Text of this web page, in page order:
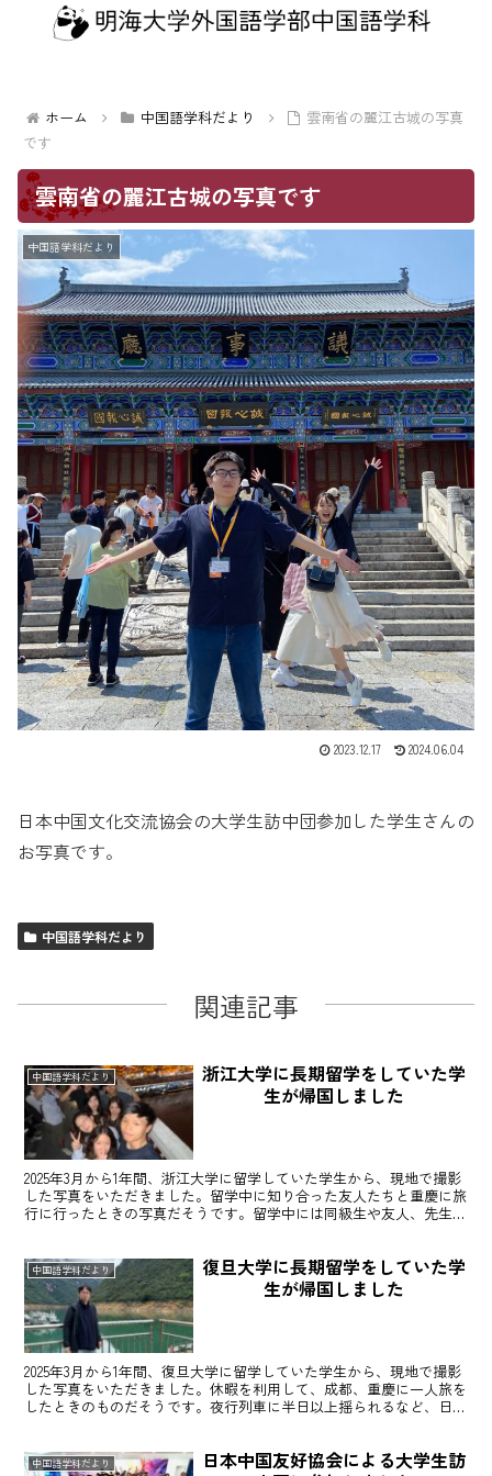
ホーム 中国語学科だより
雲南省の麗江古城の写真
です
雲南省の麗江古城の写真です
中国語学科だより
2023.12.17 2024.06.04
日本中国文化交流協会の大学生訪中団参加した学生さんの
お写真です。
中国語学科だより
関連記事
中国語学科だより
浙江大学に長期留学をしていた学
生が帰国しました
2025年3月から1年間、浙江大学に留学していた学生から、現地で撮影
した写真をいただきました。留学中に知り合った友人たちと重慶に旅
行に行ったときの写真だそうです。留学中には同級生や友人、先生方
中国語学科だより
復旦大学に長期留学をしていた学
生が帰国しました
2025年3月から1年間、復旦大学に留学していた学生から、現地で撮影
した写真をいただきました。休暇を利用して、成都、重慶に一人旅を
したときのものだそうです。夜行列車に半日以上揺られるなど、日本
中国語学科だより
日本中国友好協会による大学生訪
秀賞を獲得！！
生部門第二位受賞！！